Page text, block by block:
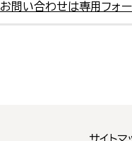
お問い合わせは専用フォ